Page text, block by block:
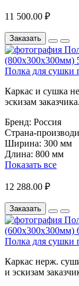
11 500.00 ₽
Заказать
Полка для сушки
Каркас и сушка
эскизам
Бренд: Россия
Страна-
Ширина: 300 мм
Длина: 800 мм
Показать все
12 288.00 ₽
Заказать
Полка для сушки
Каркас нерж.
и эскизам